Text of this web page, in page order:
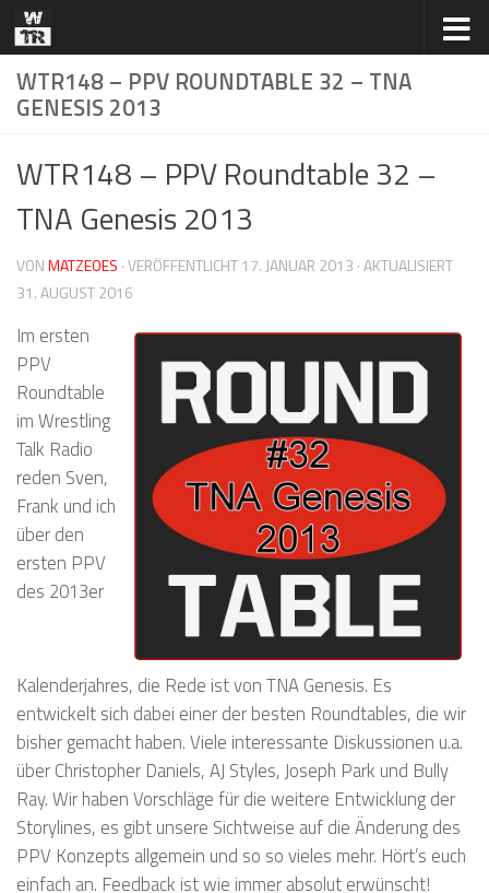
Zum Inhalt springen
WTR148 – PPV ROUNDTABLE 32 – TNA
GENESIS 2013
WTR148 – PPV Roundtable 32 –
TNA Genesis 2013
VONMATZEOES · VERÖFFENTLICHT17. JANUAR 2013 · AKTUALISIERT
31. AUGUST 2016
Im ersten
PPV
Roundtable
im Wrestling
Talk Radio
reden Sven,
Frank und ich
über den
ersten PPV
des 2013er
Kalenderjahres, die Rede ist von TNA Genesis. Es
entwickelt sich dabei einer der besten Roundtables, die wir
bisher gemacht haben. Viele interessante Diskussionen u.a.
über Christopher Daniels, AJ Styles, Joseph Park und Bully
Ray. Wir haben Vorschläge für die weitere Entwicklung der
Storylines, es gibt unsere Sichtweise auf die Änderung des
PPV Konzepts allgemein und so so vieles mehr. Hört’s euch
einfach an. Feedback ist wie immer absolut erwünscht!